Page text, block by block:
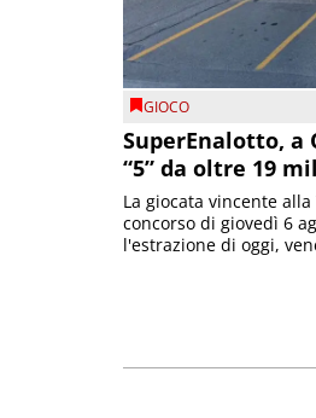
GIOCO
SuperEnalotto,
“5” da oltre 19
La giocata vincente
concorso di giovedì 6
l'estrazione di oggi,